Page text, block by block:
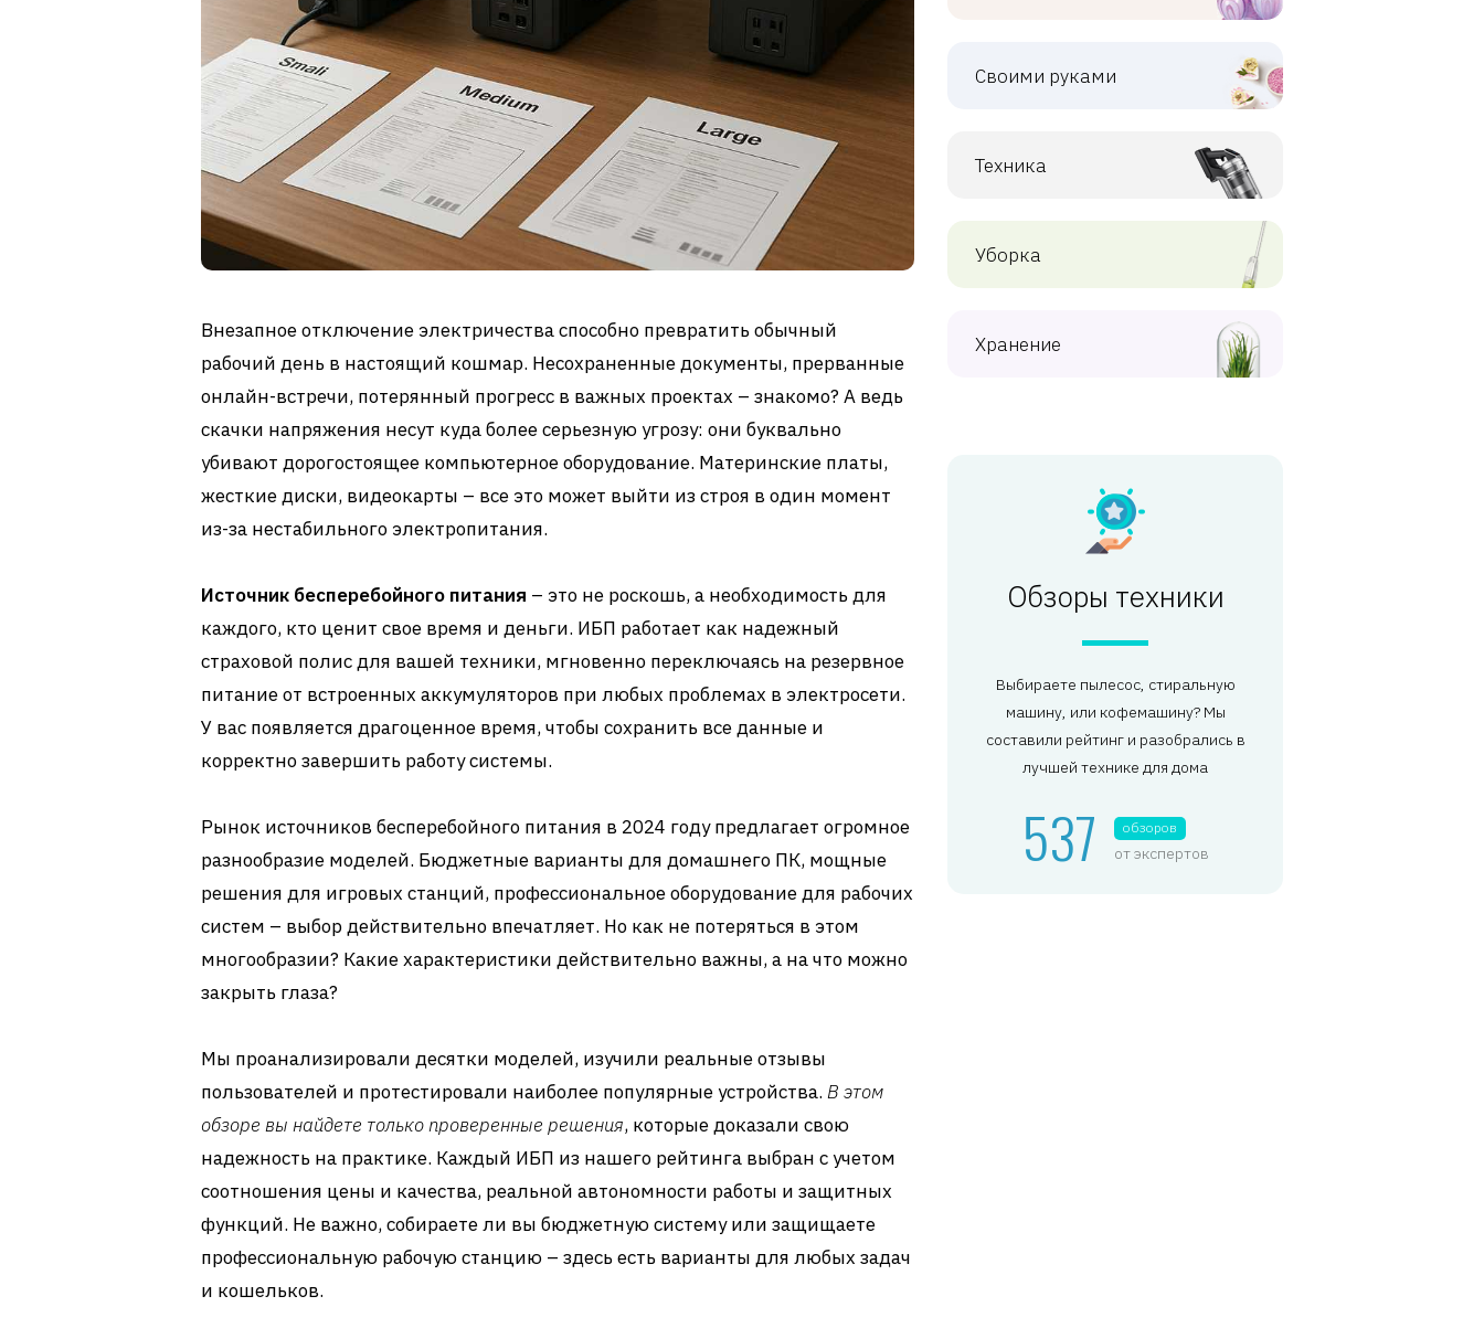
Внезапное отключение электричества способно превратить обычный
рабочий день в настоящий кошмар. Несохраненные документы, прерванные
онлайн-встречи, потерянный прогресс в важных проектах – знакомо? А ведь
скачки напряжения несут куда более серьезную угрозу: они буквально
убивают дорогостоящее компьютерное оборудование. Материнские платы,
жесткие диски, видеокарты – все это может выйти из строя в один момент
из-за нестабильного электропитания.
Источник бесперебойного питания – это не роскошь, а необходимость для
каждого, кто ценит свое время и деньги. ИБП работает как надежный
страховой полис для вашей техники, мгновенно переключаясь на резервное
питание от встроенных аккумуляторов при любых проблемах в электросети.
У вас появляется драгоценное время, чтобы сохранить все данные и
корректно завершить работу системы.
Рынок источников бесперебойного питания в 2024 году предлагает огромное
разнообразие моделей. Бюджетные варианты для домашнего ПК, мощные
решения для игровых станций, профессиональное оборудование для рабочих
систем – выбор действительно впечатляет. Но как не потеряться в этом
многообразии? Какие характеристики действительно важны, а на что можно
закрыть глаза?
Мы проанализировали десятки моделей, изучили реальные отзывы
пользователей и протестировали наиболее популярные устройства. В этом
обзоре вы найдете только проверенные решения, которые доказали свою
надежность на практике. Каждый ИБП из нашего рейтинга выбран с учетом
соотношения цены и качества, реальной автономности работы и защитных
функций. Не важно, собираете ли вы бюджетную систему или защищаете
профессиональную рабочую станцию – здесь есть варианты для любых задач
и кошельков.
Своими руками
Техника
Уборка
Хранение
Обзоры техники
Выбираете пылесос, стиральную
машину, или кофемашину? Мы
составили рейтинг и разобрались в
лучшей технике для дома
537 обзоров
от экспертов